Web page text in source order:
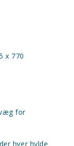
x 770
for
hver hylde